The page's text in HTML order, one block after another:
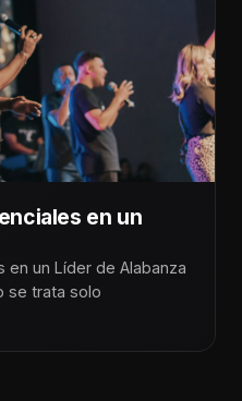
en un
en un Líder de Alabanza
se trata solo